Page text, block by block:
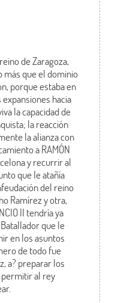
de Zaragoza,
más que el dominio
porque estaba en
hacia
la capacidad de
la reacción
la alianza con
a RAMÓN
y recurrir al
que le atañía
del reino
Ramírez y otra,
II tendría ya
que le
en los asuntos
de todo fue
a? preparar los
al rey